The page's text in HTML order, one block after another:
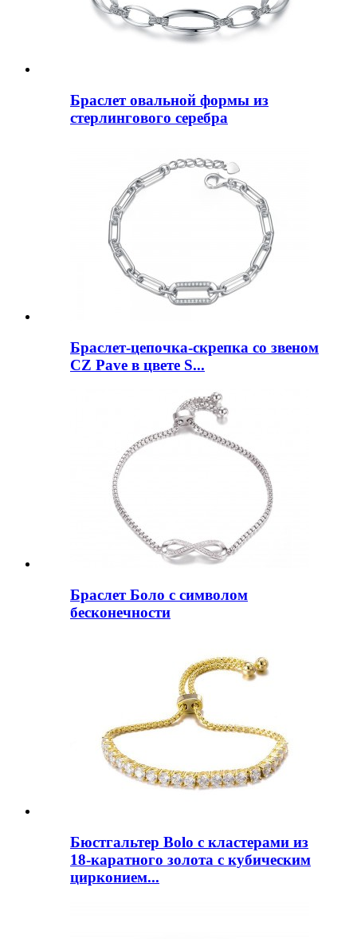
Браслет овальной формы из
стерлингового серебра
Браслет-цепочка-скрепка со звеном
CZ Pave в цвете S...
Браслет Боло с символом
бесконечности
Бюстгальтер Bolo с кластерами из
18-каратного золота с кубическим
цирконием...